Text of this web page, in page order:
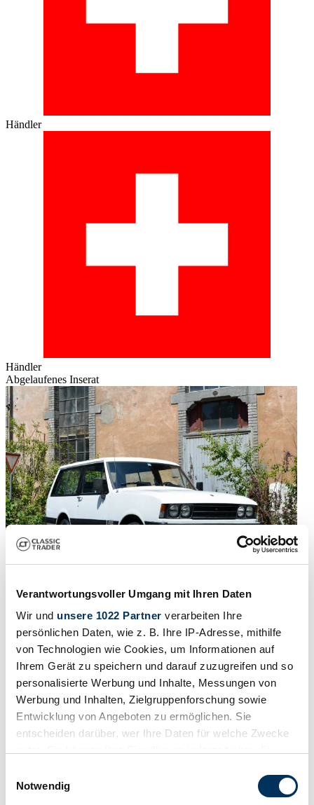
Verantwortungsvoller Umgang mit Ihren Daten
Wir und unsere 1022 Partner verarbeiten Ihre
persönlichen Daten, wie z. B. Ihre IP-Adresse, mithilfe
von Technologien wie Cookies, um Informationen auf
Ihrem Gerät zu speichern und darauf zuzugreifen und so
personalisierte Werbung und Inhalte, Messungen von
Werbung und Inhalten, Zielgruppenforschung sowie
Entwicklung von Angeboten zu ermöglichen. Sie
entscheiden darüber, wer Ihre Daten für welche Zwecke
Trigger Symbol ändern oder widerrufen
Notwendig
Händler
Händler
Abgelaufenes Inserat
1978 | Monteverdi Safari
Sehr originales Fahrzeug aus Schweizer Auslieferung mit
Veteraneneintrag
vor 7 Jahren